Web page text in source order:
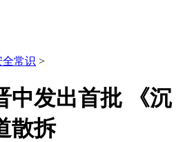
常识 >
中发出首批 《沉
散拆